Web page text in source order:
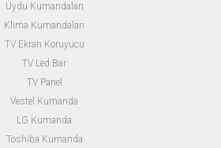
Uydu Kumandaları
Klima Kumandaları
TV Ekran Koruyucu
TV Led Bar
TV Panel
Vestel Kumanda
LG Kumanda
Toshiba Kumanda